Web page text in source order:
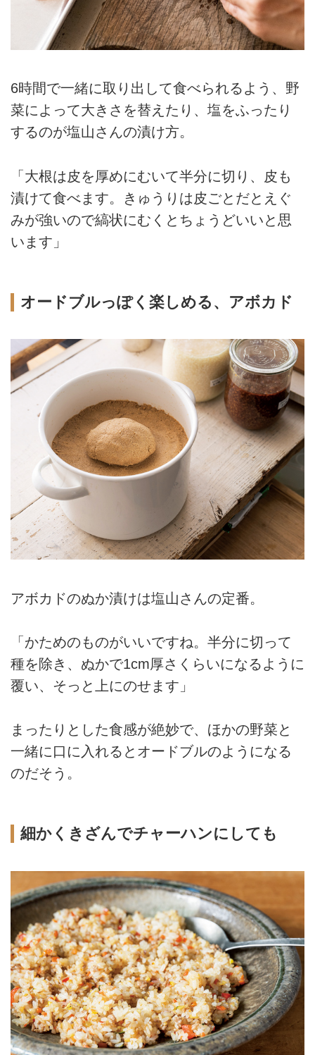
6時間で一緒に取り出して食べられるよう、野
菜によって大きさを替えたり、塩をふったり
するのが塩山さんの漬け方。
「大根は皮を厚めにむいて半分に切り、皮も
漬けて食べます。きゅうりは皮ごとだとえぐ
みが強いので縞状にむくとちょうどいいと思
います」
オードブルっぽく楽しめる、アボカド
アボカドのぬか漬けは塩山さんの定番。
「かためのものがいいですね。半分に切って
種を除き、ぬかで1cm厚さくらいになるように
覆い、そっと上にのせます」
まったりとした食感が絶妙で、ほかの野菜と
一緒に口に入れるとオードブルのようになる
のだそう。
細かくきざんでチャーハンにしても